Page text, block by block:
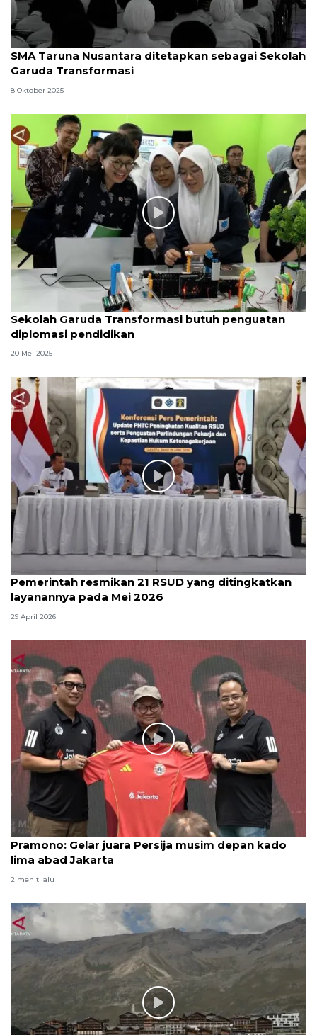
SMA Taruna Nusantara ditetapkan sebagai Sekolah
Garuda Transformasi
8 Oktober 2025
Sekolah Garuda Transformasi butuh penguatan
diplomasi pendidikan
20 Mei 2025
Pemerintah resmikan 21 RSUD yang ditingkatkan
layanannya pada Mei 2026
29 April 2026
Pramono: Gelar juara Persija musim depan kado
lima abad Jakarta
2 menit lalu